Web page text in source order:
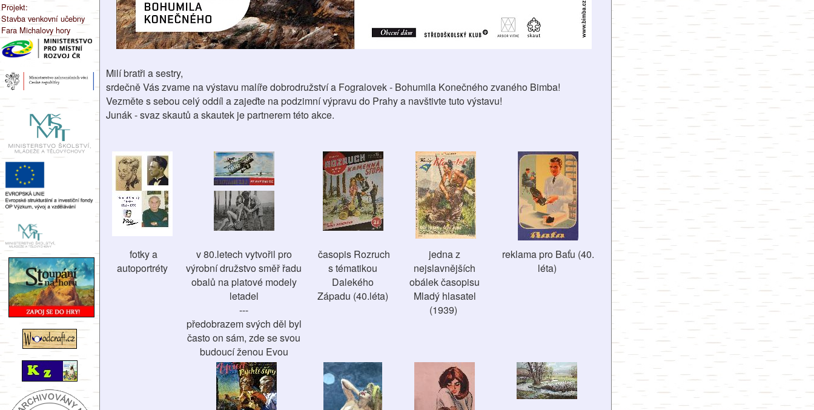
Projekt:
Stavba venkovní učebny
Fara Michalovy hory
Milí bratři a sestry,
srdečně Vás zvame na výstavu malíře dobrodružství a Fogralovek - Bohumila Konečného zvaného Bimba!
Vezměte s sebou celý oddíl a zajeďte na podzimní výpravu do Prahy a navštivte tuto výstavu!
Junák - svaz skautů a skautek je partnerem této akce.
fotky a
autoportréty
v 80.letech vytvořil pro
výrobní družstvo směř řadu
obalů na platové modely
letadel
---
předobrazem svých děl byl
často on sám, zde se svou
budoucí ženou Evou
časopis Rozruch
s tématikou
Dalekého
Západu (40.léta)
jedna z
nejslavnějších
obálek časopisu
Mladý hlasatel
(1939)
reklama pro Baťu (40.
léta)